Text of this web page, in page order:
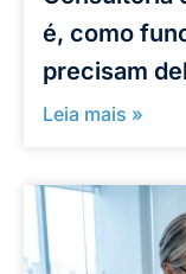
é, como
precisam
Leia mais »